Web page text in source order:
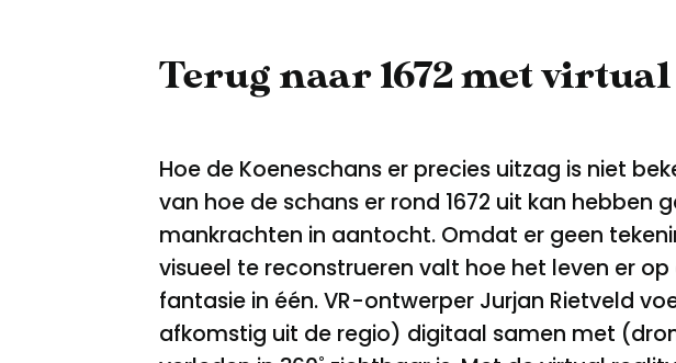
Terug naar 1672 met
Hoe de Koeneschans er precies uitzag is niet
van hoe de schans er rond 1672 uit kan
mankrachten in aantocht. Omdat er geen
visueel te reconstrueren valt hoe het leven er
fantasie in één. VR-ontwerper Jurjan Rietveld
afkomstig uit de regio) digitaal samen met